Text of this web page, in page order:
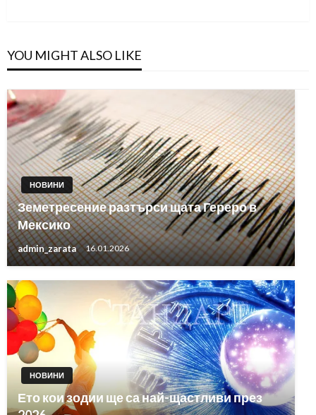
YOU MIGHT ALSO LIKE
НОВИНИ
Земетресение разтърси щата Гереро в
Мексико
admin_zarata 16.01.2026
НОВИНИ
Ето кои зодии ще са най-щастливи през